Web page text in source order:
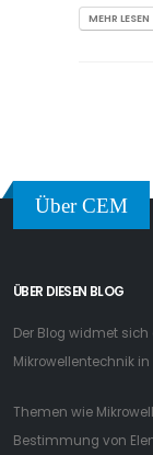
MEHR LESEN
Über CEM
ÜBER DIESEN BLOG
Der Blog widmet
Mikrowellentechnik
Themen wie
Bestimmung von